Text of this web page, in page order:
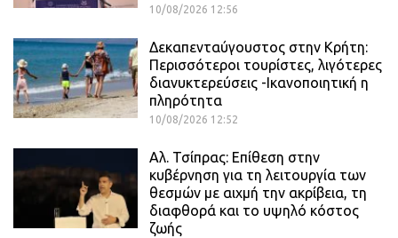
10/08/2026 12:56
Δεκαπενταύγουστος στην Κρήτη:
Περισσότεροι τουρίστες, λιγότερες
διανυκτερεύσεις -Ικανοποιητική η
πληρότητα
10/08/2026 12:52
Αλ. Τσίπρας: Επίθεση στην
κυβέρνηση για τη λειτουργία των
θεσμών με αιχμή την ακρίβεια, τη
διαφθορά και το υψηλό κόστος
ζωής